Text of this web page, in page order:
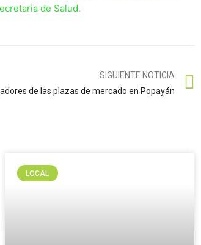
de Salud.
SIGUIENTE NOTICIA
de las plazas de mercado en Popayán
LOCAL